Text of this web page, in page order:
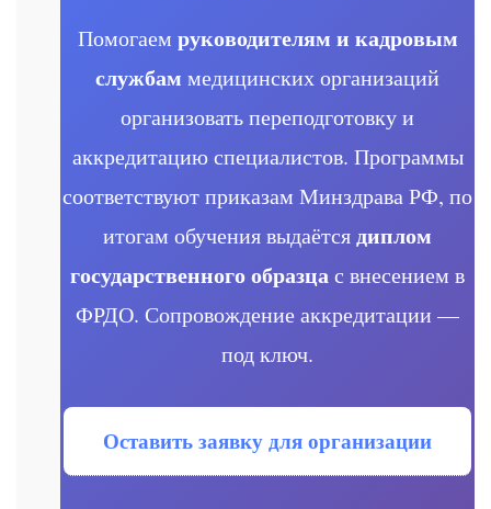
Помогаем руководителям и кадровым
службам медицинских организаций
организовать переподготовку и
аккредитацию специалистов. Программы
соответствуют приказам Минздрава РФ, по
итогам обучения выдаётсядиплом
государственного образцас внесением в
ФРДО. Сопровождение аккредитации —
под ключ.
Оставить заявку для организации